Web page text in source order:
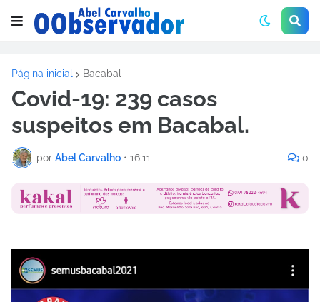
Página inicial Bacabal
Covid-19: 239 casos
suspeitos em Bacabal.
por Abel Carvalho • 16:11 0